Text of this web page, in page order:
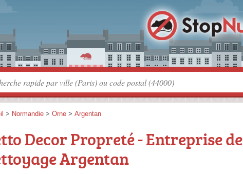
> Normandie > Orne > Argentan
Decor Propreté - Entreprise de
Argentan